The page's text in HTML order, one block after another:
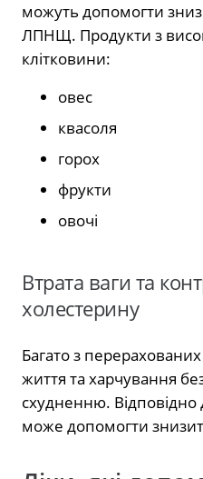
можуть допомогти
ЛПНЩ. Продукти з
клітковини:
овес
квасоля
горох
фрукти
овочі
Втрата ваги та
холестерину
Багато з
життя та харчування
схудненню. Відповідно
може допомогти